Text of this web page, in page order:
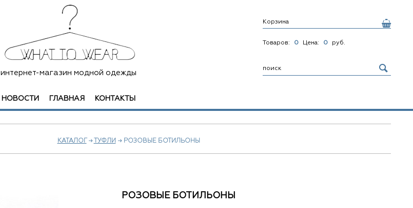
интернет-магазин модной одежды
Корзина
Товаров: 0 Цена: 0 руб.
НОВОСТИ ГЛАВНАЯ КОНТАКТЫ
КАТАЛОГ → ТУФЛИ → РОЗОВЫЕ БОТИЛЬОНЫ
РОЗОВЫЕ БОТИЛЬОНЫ